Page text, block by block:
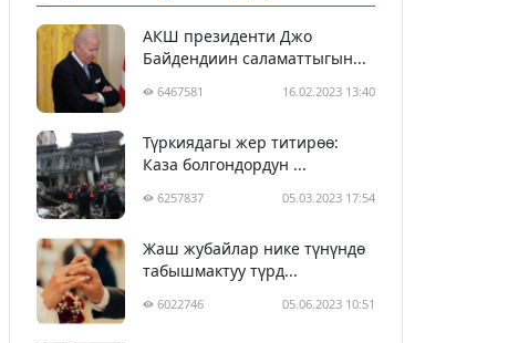
АКШ президенти Джо
Байдендиин саламаттыгын...
6467581 16.02.2023 13:40
Түркиядагы жер титирөө:
Каза болгондордун ...
6257837 05.03.2023 17:54
Жаш жубайлар нике түнүндө
табышмактуу түрд...
6022746 05.06.2023 10:51